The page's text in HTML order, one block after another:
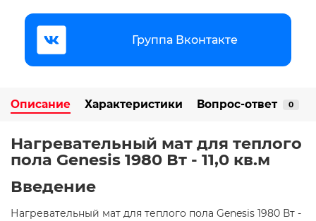
Группа Вконтакте
Описание Характеристики Вопрос-ответ 0
Нагревательный мат для теплого
пола Genesis 1980 Вт - 11,0 кв.м
Введение
Нагревательный мат для теплого пола Genesis 1980 Вт -